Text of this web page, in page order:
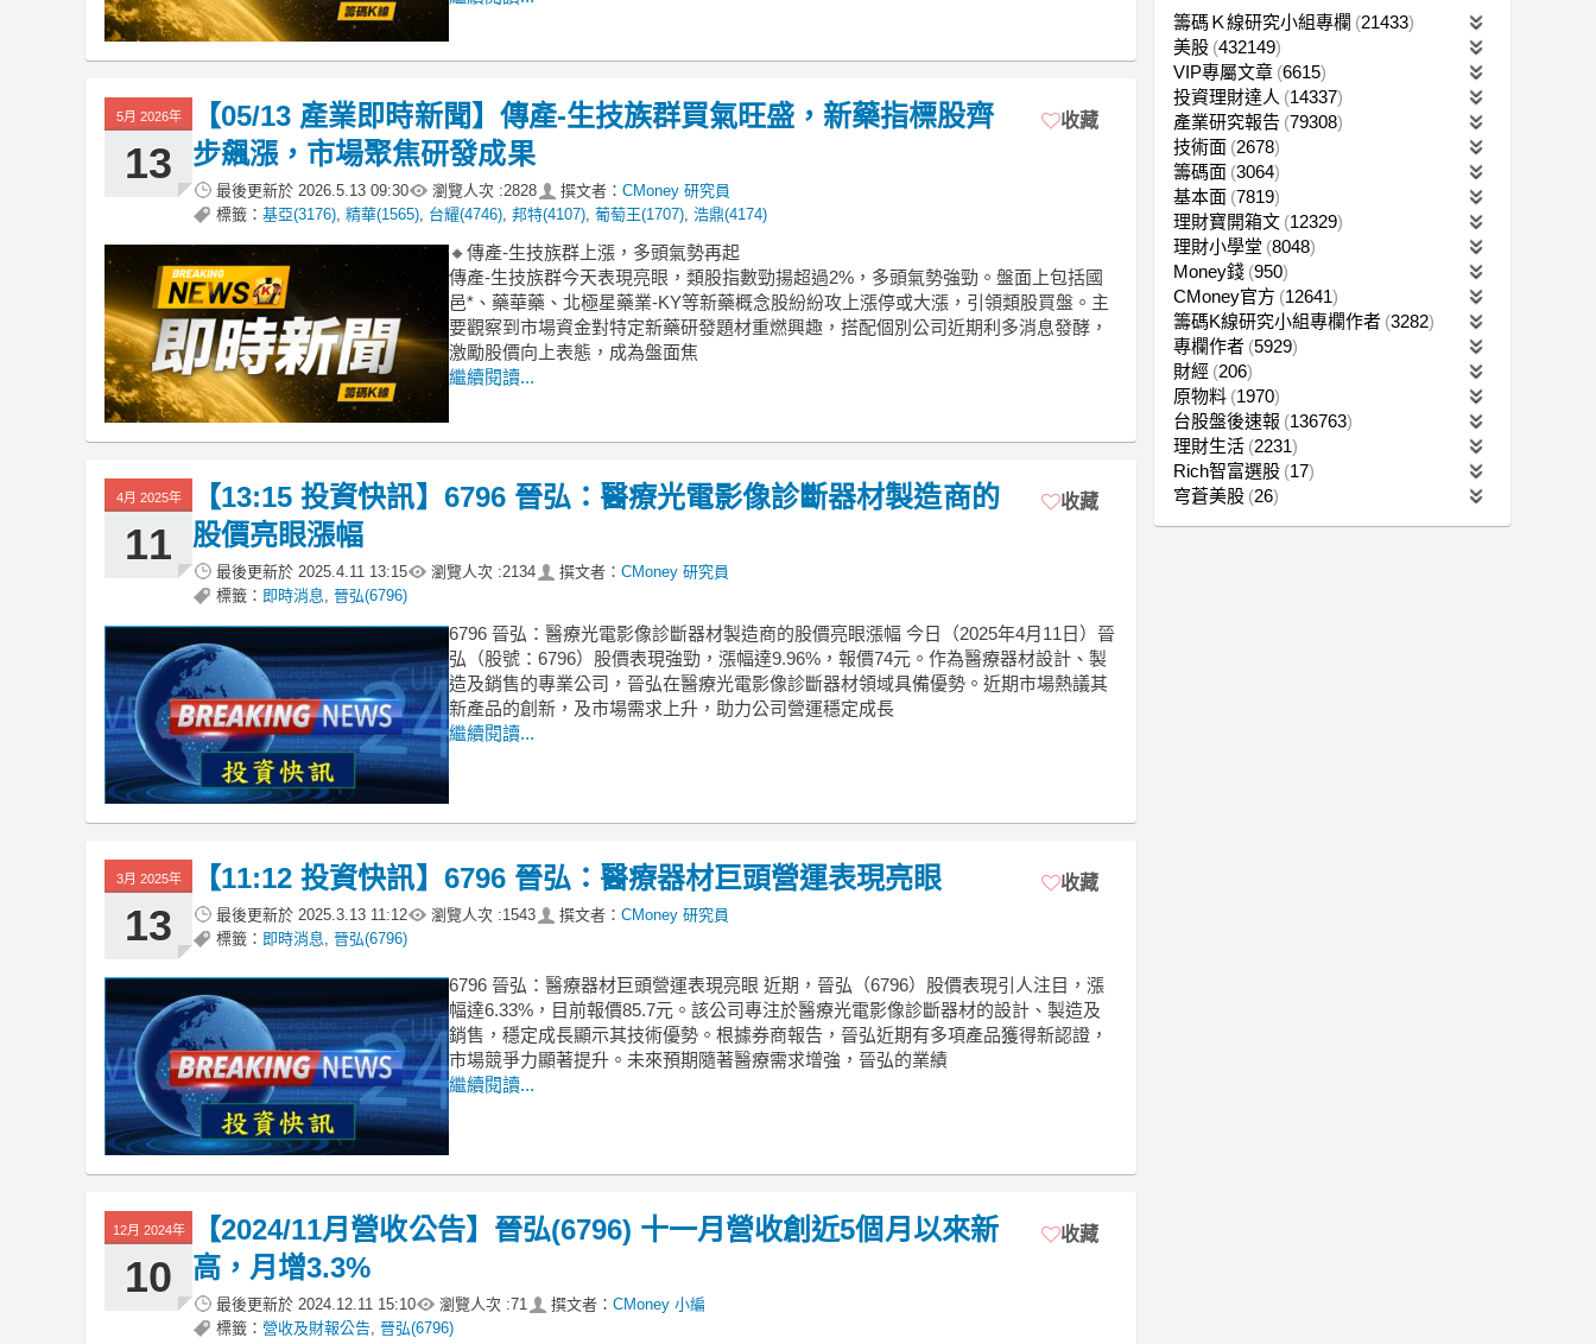
5月 2026年
13
【05/13 產業即時新聞】傳產-生技族群買氣旺盛，新藥指標股齊
步飆漲，市場聚焦研發成果
最後更新於 2026.5.13 09:30 瀏覽人次 :2828 撰文者： CMoney 研究員
標籤： 基亞(3176) 精華(1565) 台耀(4746) 邦特(4107) 葡萄王(1707) 浩鼎(4174)
收藏
🔸傳產-生技族群上漲，多頭氣勢再起
傳產-生技族群今天表現亮眼，類股指數勁揚超過2%，多頭氣勢強勁。盤面上包括國
邑*、藥華藥、北極星藥業-KY等新藥概念股紛紛攻上漲停或大漲，引領類股買盤。主
要觀察到市場資金對特定新藥研發題材重燃興趣，搭配個別公司近期利多消息發酵，
激勵股價向上表態，成為盤面焦
繼續閱讀...
4月 2025年
11
【13:15 投資快訊】6796 晉弘：醫療光電影像診斷器材製造商的
股價亮眼漲幅
最後更新於 2025.4.11 13:15 瀏覽人次 :2134 撰文者： CMoney 研究員
標籤： 即時消息 晉弘(6796)
收藏
6796 晉弘：醫療光電影像診斷器材製造商的股價亮眼漲幅 今日（2025年4月11日）晉
弘（股號：6796）股價表現強勁，漲幅達9.96%，報價74元。作為醫療器材設計、製
造及銷售的專業公司，晉弘在醫療光電影像診斷器材領域具備優勢。近期市場熱議其
新產品的創新，及市場需求上升，助力公司營運穩定成長
繼續閱讀...
3月 2025年
13
【11:12 投資快訊】6796 晉弘：醫療器材巨頭營運表現亮眼
最後更新於 2025.3.13 11:12 瀏覽人次 :1543 撰文者： CMoney 研究員
標籤： 即時消息 晉弘(6796)
收藏
6796 晉弘：醫療器材巨頭營運表現亮眼 近期，晉弘（6796）股價表現引人注目，漲
幅達6.33%，目前報價85.7元。該公司專注於醫療光電影像診斷器材的設計、製造及
銷售，穩定成長顯示其技術優勢。根據券商報告，晉弘近期有多項產品獲得新認證，
市場競爭力顯著提升。未來預期隨著醫療需求增強，晉弘的業績
繼續閱讀...
12月 2024年
10
【2024/11月營收公告】晉弘(6796) 十一月營收創近5個月以來新
高，月增3.3%
最後更新於 2024.12.11 15:10 瀏覽人次 :71 撰文者： CMoney 小編
標籤： 營收及財報公告 晉弘(6796)
收藏
籌碼Ｋ線研究小組專欄
21433
美股 432149
VIP專屬文章 6615
投資理財達人
14337
產業研究報告 79308
技術面 2678
籌碼面 3064
基本面 7819
理財寶開箱文 12329
理財小學堂 8048
Money錢 950
CMoney官方 12641
籌碼K線研究小組專欄作者 3282
專欄作者 5929
財經 206
原物料 1970
台股盤後速報 136763
理財生活 2231
Rich智富選股 17
穹蒼美股 26